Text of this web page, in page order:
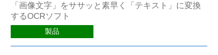
「画像文字」をササッと素早く「テキスト」に変換
するOCRソフト
製品